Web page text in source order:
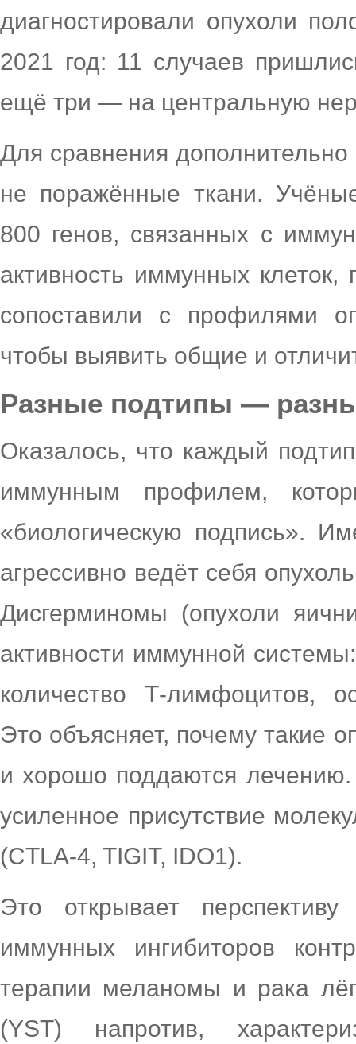
диагностировали опухоли
2021 год: 11 случаев
ещё три — на центральную
Для сравнения
не поражённые ткани.
800 генов, связанных с
активность иммунных
сопоставили с профилями
чтобы выявить общие и
Разные подтипы —
Оказалось, что каждый
иммунным профилем,
«биологическую подпись».
агрессивно ведёт себя
Дисгерминомы (опухоли
активности иммунной
количество Т-лимфоцитов,
Это объясняет, почему такие
и хорошо поддаются
усиленное присутствие
(CTLA-4, TIGIT, IDO1).
Это открывает
иммунных ингибиторов
терапии меланомы и рака
(YST) напротив,